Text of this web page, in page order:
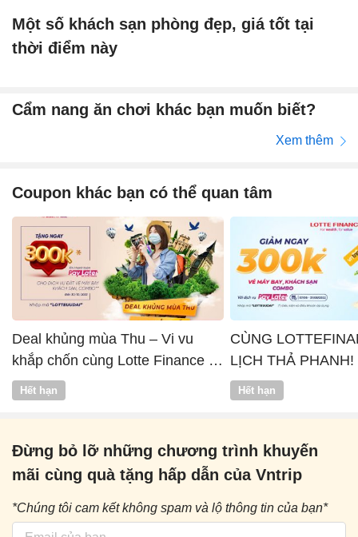
Một số khách sạn phòng đẹp, giá tốt tại
thời điểm này
Cẩm nang ăn chơi khác bạn muốn biết?
Xem thêm
Coupon khác bạn có thể quan tâm
Deal khủng mùa Thu – Vi vu
khắp chốn cùng Lotte Finance x
Vntrip
Hết hạn
CÙNG
LỊCH THẢ PHANH!
Hết hạn
Đừng bỏ lỡ những chương trình khuyến
mãi cùng quà tặng hấp dẫn của Vntrip
*Chúng tôi cam kết không spam và lộ thông tin của bạn*